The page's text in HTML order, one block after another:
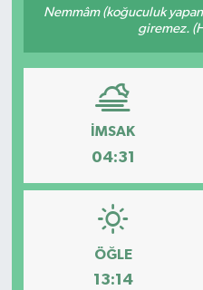
Nemmâm (koğuculuk
giremez.
İMSAK
04:31
ÖĞLE
13:14